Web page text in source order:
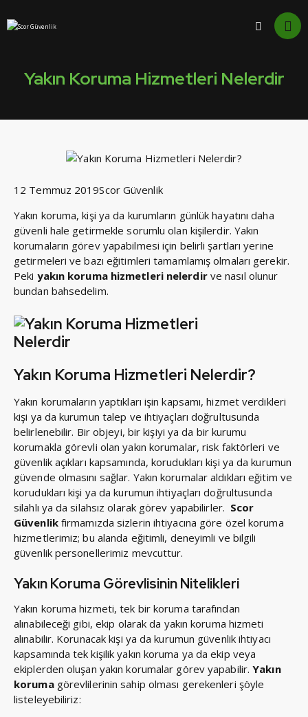
Yakın Koruma Hizmetleri Nelerdir
12 Temmuz 2019Scor Güvenlik
Yakın koruma, kişi ya da kurumların günlük hayatını daha
güvenli hale getirmekle sorumlu olan kişilerdir. Yakın
korumaların görev yapabilmesi için belirli şartları yerine
getirmeleri ve bazı eğitimleri tamamlamış olmaları gerekir.
Peki yakın koruma hizmetleri nelerdir ve nasıl olunur
bundan bahsedelim.
Yakın Koruma Hizmetleri Nelerdir?
Yakın korumaların yaptıkları işin kapsamı, hizmet verdikleri
kişi ya da kurumun talep ve ihtiyaçları doğrultusunda
belirlenebilir. Bir objeyi, bir kişiyi ya da bir kurumu
korumakla görevli olan yakın korumalar, risk faktörleri ve
güvenlik açıkları kapsamında, korudukları kişi ya da kurumun
güvende olmasını sağlar. Yakın korumalar aldıkları eğitim ve
korudukları kişi ya da kurumun ihtiyaçları doğrultusunda
silahlı ya da silahsız olarak görev yapabilirler. Scor
Güvenlik firmamızda sizlerin ihtiyacına göre özel koruma
hizmetlerimiz; bu alanda eğitimli, deneyimli ve bilgili
güvenlik personellerimiz mevcuttur.
Yakın Koruma Görevlisinin Nitelikleri
Yakın koruma hizmeti, tek bir koruma tarafından
alınabileceği gibi, ekip olarak da yakın koruma hizmeti
alınabilir. Korunacak kişi ya da kurumun güvenlik ihtiyacı
kapsamında tek kişilik yakın koruma ya da ekip veya
ekiplerden oluşan yakın korumalar görev yapabilir.Yakın
korumagörevlilerinin sahip olması gerekenleri şöyle
listeleyebiliriz: